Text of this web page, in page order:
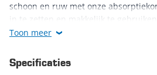
schoon en ruw met onze
in te zetten en makkelijk te
maakt voor situaties waar snel
opgeruimd. Dit product wordt
kg (300 liter in totaal). Ook
Toon meer
Specificaties